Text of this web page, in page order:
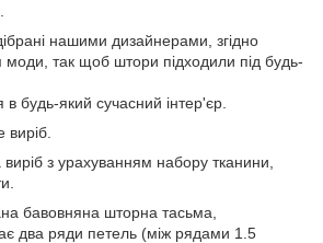
нашими дизайнерами, згідно
моди, так щоб штори підходили під будь-
будь-який сучасний інтер'єр.
виріб.
виріб з урахуванням набору тканини,
бавовняна шторна тасьма,
два ряди петель (між рядами 1.5